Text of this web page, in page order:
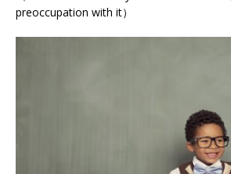
preoccupation with it）